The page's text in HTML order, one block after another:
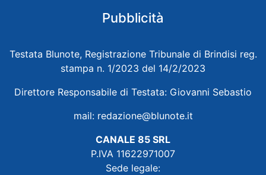
Pubblicità
Testata Blunote, Registrazione Tribunale di Brindisi reg.
stampa n. 1/2023 del 14/2/2023
Direttore Responsabile di Testata: Giovanni Sebastio
mail: redazione@blunote.it
CANALE 85 SRL
P.IVA 11622971007
Sede legale: